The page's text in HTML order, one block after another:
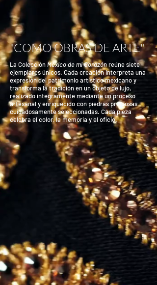
"COMO OBRAS DE ARTE"
La Colección México de mi Corazónreúne siete
ejemplares únicos. Cada creación interpreta una
expresión del patrimonio artístico mexicano y
transforma la tradición en un objeto de lujo,
realizado íntegramente mediante un proceso
artesanal y enriquecido con piedras preciosas
cuidadosamente seleccionadas. Cada pieza
celebra el color, la memoria y el oficio.